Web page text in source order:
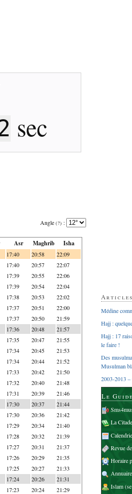
sec
Angle (?) :
Asr Maghrib Isha
17:40 20:58 22:09
17:40 20:57 22:07
17:39 20:55 22:06
17:39 20:54 22:04
17:38 20:53 22:02
17:37 20:51 22:00
17:37 20:50 21:59
17:36 20:48 21:57
17:35 20:47 21:55
17:34 20:45 21:53
17:34 20:44 21:52
17:33 20:42 21:50
17:32 20:40 21:48
17:31 20:39 21:46
17:30 20:37 21:44
17:30 20:36 21:42
17:29 20:34 21:40
17:28 20:32 21:39
17:27 20:31 21:37
17:26 20:29 21:35
17:25 20:27 21:33
17:24 20:26 21:31
17:23 20:24 21:29
Médine
Hajj :
Hajj : 17
le faire !
Des
Musulman
2003-2013 –
Le
La
Revue
Horaire
Islam